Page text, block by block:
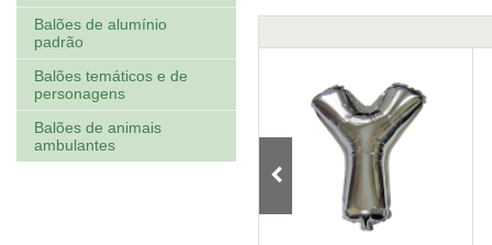
Balões de alumínio
padrão
Balões temáticos e de
personagens
Balões de animais
ambulantes